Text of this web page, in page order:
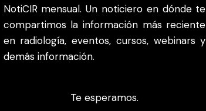
NotiCIR mensual. Un noticiero en dónde te
compartimos la información más reciente
en radiología, eventos, cursos, webinars y
demás información.
Te esperamos.